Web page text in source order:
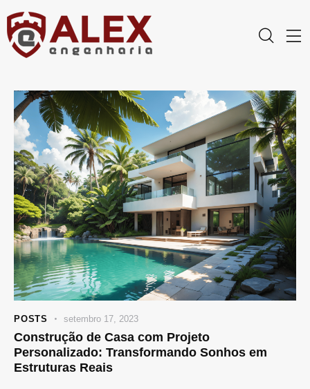
POSTS setembro 17, 2023
Construção de Casa com Projeto
Personalizado: Transformando Sonhos em
Estruturas Reais